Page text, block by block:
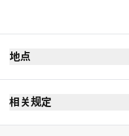
地点
相关规定